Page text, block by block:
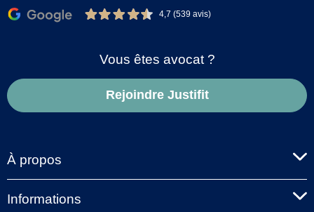
4,7 (539 avis)
Vous êtes avocat ?
Rejoindre Justifit
À propos
Informations